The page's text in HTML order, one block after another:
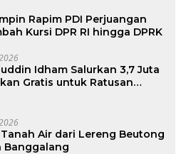
Rapim PDI Perjuangan
Kursi DPR RI hingga DPRK
Idham Salurkan 3,7 Juta
Gratis untuk Ratusan
Air dari Lereng Beutong
Banggalang